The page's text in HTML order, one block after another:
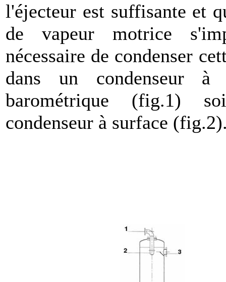
l'éjecteur est suffisante et
de vapeur motrice
nécessaire de condenser
dans un condenseur à
barométrique (fig.1)
condenseur à surface